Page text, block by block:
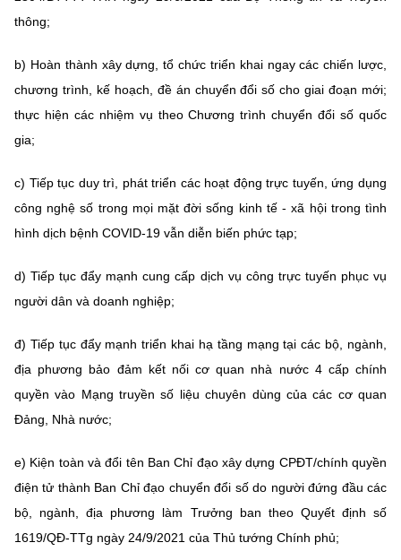
thông;
b) Hoàn thành xây dựng, tổ chức triển khai ngay các chiến lược,
chương trình, kế hoạch, đề án chuyển đổi số cho giai đoạn mới;
thực hiện các nhiệm vụ theo Chương trình chuyển đổi số quốc
gia;
c) Tiếp tục duy trì, phát triển các hoạt động trực tuyến, ứng dụng
công nghệ số trong mọi mặt đời sống kinh tế - xã hội trong tình
hình dịch bệnh COVID-19 vẫn diễn biến phức tạp;
d) Tiếp tục đẩy mạnh cung cấp dịch vụ công trực tuyến phục vụ
người dân và doanh nghiệp;
đ) Tiếp tục đẩy mạnh triển khai hạ tầng mạng tại các bộ, ngành,
địa phương bảo đảm kết nối cơ quan nhà nước 4 cấp chính
quyền vào Mạng truyền số liệu chuyên dùng của các cơ quan
Đảng, Nhà nước;
e) Kiện toàn và đổi tên Ban Chỉ đạo xây dựng CPĐT/chính quyền
điện tử thành Ban Chỉ đạo chuyển đổi số do người đứng đầu các
bộ, ngành, địa phương làm Trưởng ban theo Quyết định số
1619/QĐ-TTg ngày 24/9/2021 của Thủ tướng Chính phủ;